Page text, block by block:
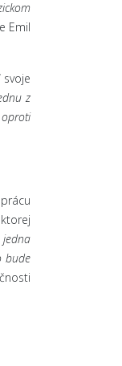
Emil
z
jedna
bude